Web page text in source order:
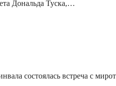
Дональда Туска,…
состоялась встреча с